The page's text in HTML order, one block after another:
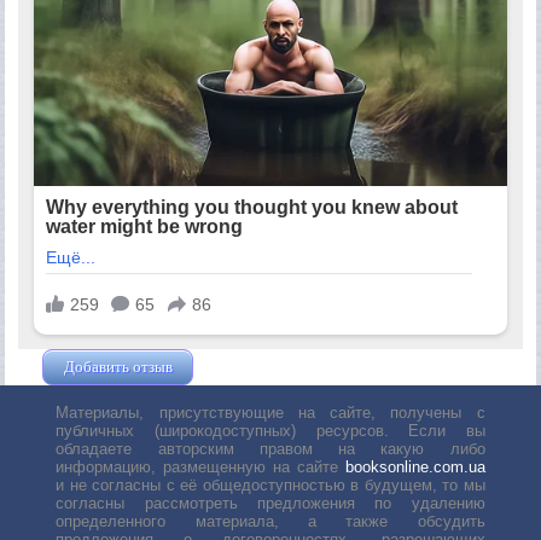
Добавить отзыв
Материалы, присутствующие на сайте, получены с
публичных (широкодоступных) ресурсов. Если вы
обладаете авторским правом на какую либо
информацию, размещенную на сайте booksonline.com.ua
и не согласны с её общедоступностью в будущем, то мы
согласны рассмотреть предложения по удалению
определенного материала, а также обсудить